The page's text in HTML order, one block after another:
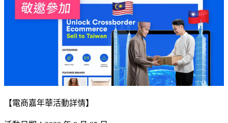
【電商嘉年華活動詳情】